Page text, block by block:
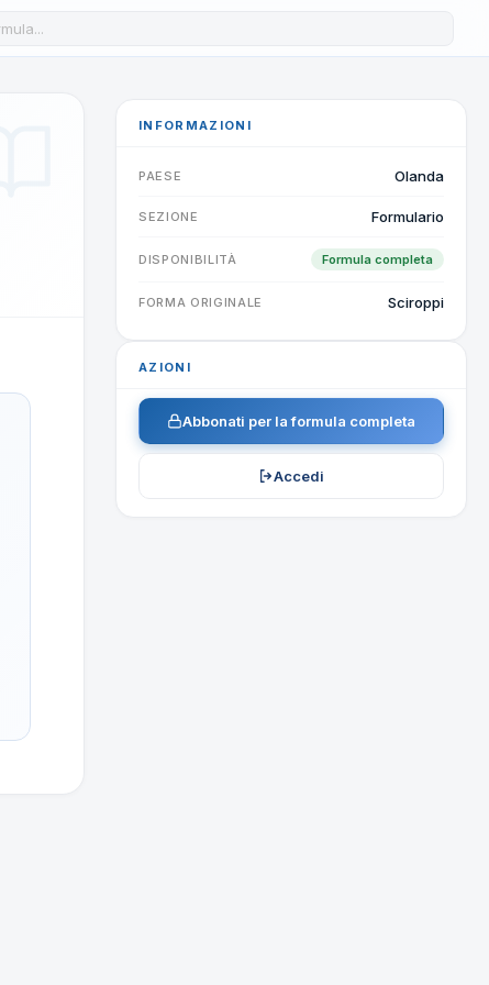
formula nel database
INFORMAZIONI
PAESE Olanda
SEZIONE Formulario
DISPONIBILITÀ Formula completa
FORMA ORIGINALE Sciroppi
AZIONI
Abbonati per la formula completa
Accedi